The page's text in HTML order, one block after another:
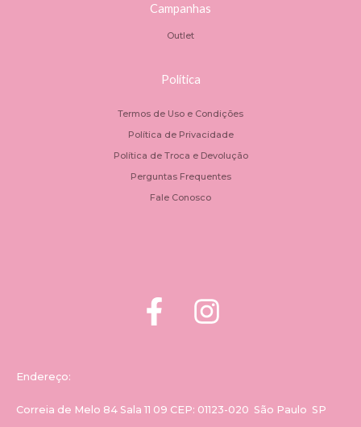
Campanhas
Outlet
Política
Termos de Uso e Condições
Política de Privacidade
Política de Troca e Devolução
Perguntas Frequentes
Fale Conosco
Endereço:
Correia de Melo 84 Sala 11 09 CEP: 01123-020 São Paulo SP